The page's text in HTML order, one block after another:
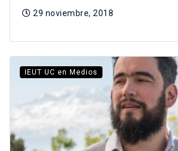
29 noviembre, 2018
IEUT UC en Medios